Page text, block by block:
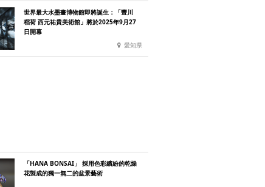
世界最大水墨畫博物館即將誕生：「豐川
稻荷 西元祐貴美術館」將於2025年9月27
日開幕
愛知県
「HANA BONSAI」 採用色彩繽紛的乾燥
花製成的獨一無二的盆景藝術